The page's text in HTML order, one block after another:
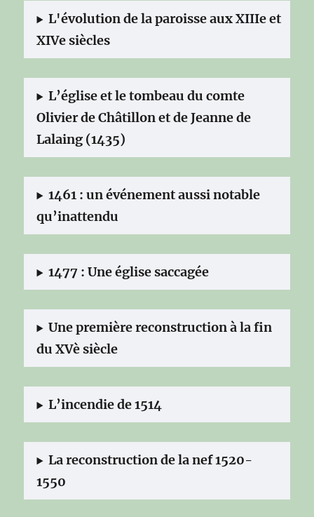
L'évolution de la paroisse aux XIIIe et
XIVe siècles
L’église et le tombeau du comte
Olivier de Châtillon et de Jeanne de
Lalaing (1435)
1461 : un événement aussi notable
qu’inattendu
1477 : Une église saccagée
Une première reconstruction à la fin
du XVè siècle
L’incendie de 1514
La reconstruction de la nef 1520-
1550